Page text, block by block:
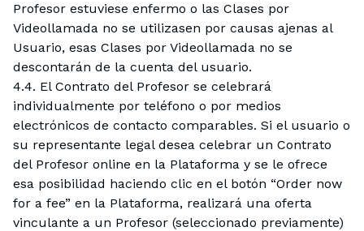
Profesor estuviese enfermo o las Clases por
Videollamada no se utilizasen por causas ajenas al
Usuario, esas Clases por Videollamada no se
descontarán de la cuenta del usuario.
4.4. El Contrato del Profesor se celebrará
individualmente por teléfono o por medios
electrónicos de contacto comparables. Si el usuario o
su representante legal desea celebrar un Contrato
del Profesor online en la Plataforma y se le ofrece
esa posibilidad haciendo clic en el botón “Order now
for a fee” en la Plataforma, realizará una oferta
vinculante a un Profesor (seleccionado previamente)